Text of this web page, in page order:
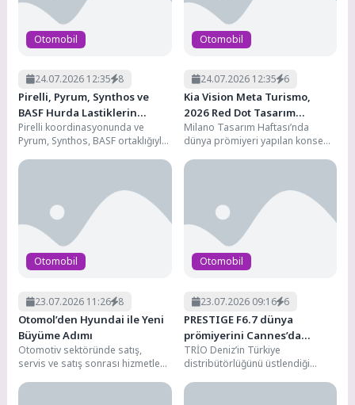
Otomobil
24.07.2026 12:35 8
Pirelli, Pyrum, Synthos ve
BASF Hurda Lastiklerin
Döngüsel Dönüşümü İçin İş
Birliği Yaptı
Pirelli koordinasyonunda ve
Pyrum, Synthos, BASF ortaklığıyla
“Tyre‑to‑tyre”(lastikten lastiğe)
Otomobil
24.07.2026 12:35 6
Kia Vision Meta Turismo,
2026 Red Dot Tasarım
Konsepti Ödülü’nü Kazandı
Milano Tasarım Haftası’nda
dünya prömiyeri yapılan konsept,
niteliğindeki “Zıtlıkların
yüksek performanslı elektrikli...
Otomobil
23.07.2026 11:26 8
Otomol’den Hyundai ile Yeni
Büyüme Adımı
Otomotiv sektöründe satış,
servis ve satış sonrası hizmetleri
Otomol, Hyundai markasıyla...
Otomobil
23.07.2026 09:16 6
PRESTIGE F6.7 dünya
prömiyerini Cannes’da
gerçekleştirecek
TRİO Deniz’in Türkiye
distribütörlüğünü üstlendiği
modeli F6.7’yi 2026 Cannes Yat